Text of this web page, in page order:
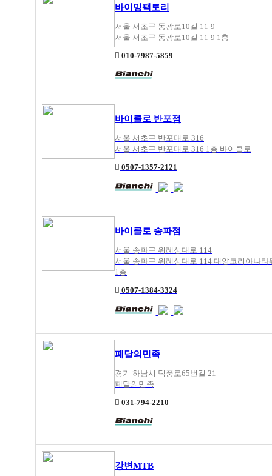
바이밍팩토리
서울 서초구 동광로10길 11-9
서울 서초구 동광로10길 11-9 1층
010-7987-5859
바이클로 반포점
서울 서초구 반포대로 316
서울 서초구 반포대로 316 1층 바이클로
0507-1357-2121
바이클로 송파점
서울 송파구 위례성대로 114
서울 송파구 위례성대로 114 대양코리아나타
1층
0507-1384-3324
페달의민족
경기 하남시 덕풍로65번길 21
페달의민족
031-794-2210
강변MTB